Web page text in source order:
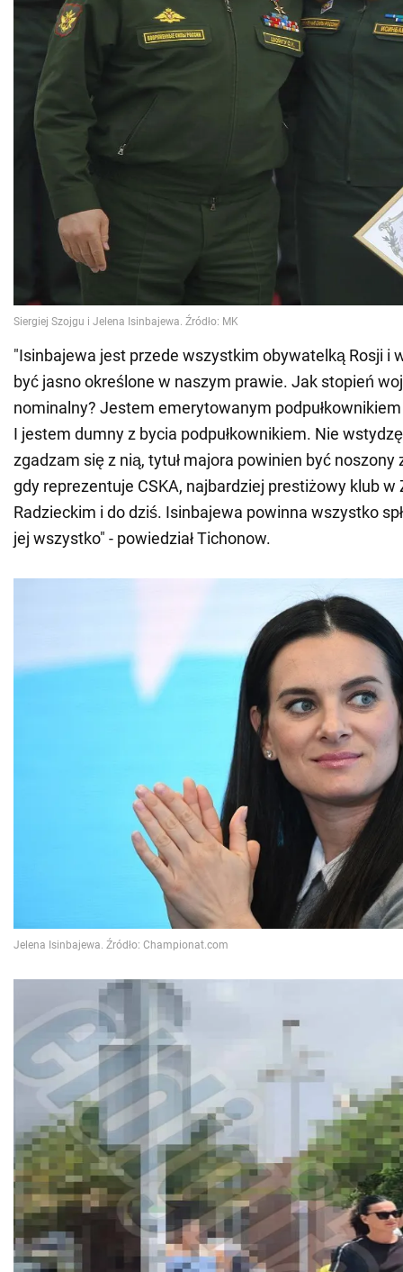
"Isinbajewa jest przede wszystkim obywatelką Rosji i
być jasno określone w naszym prawie. Jak stopień
nominalny? Jestem emerytowanym
I jestem dumny z bycia podpułkownikiem. Nie
zgadzam się z nią, tytuł majora powinien być noszony
gdy reprezentuje CSKA, najbardziej prestiżowy klub w
Radzieckim i do dziś. Isinbajewa powinna wszystko
jej wszystko" - powiedział Tichonow.